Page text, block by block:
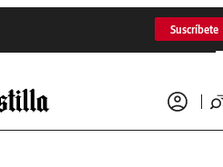
Suscríbete